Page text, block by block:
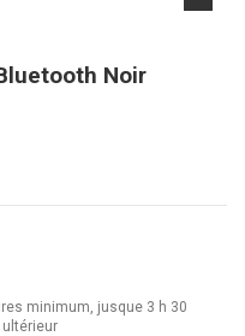
Noir
minimum, jusque 3 h 30
ultérieur